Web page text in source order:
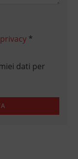
*
dati per